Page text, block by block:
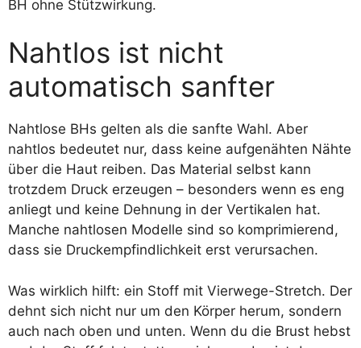
BH ohne Stützwirkung.
Nahtlos ist nicht
automatisch sanfter
Nahtlose BHs gelten als die sanfte Wahl. Aber
nahtlos bedeutet nur, dass keine aufgenähten Nähte
über die Haut reiben. Das Material selbst kann
trotzdem Druck erzeugen – besonders wenn es eng
anliegt und keine Dehnung in der Vertikalen hat.
Manche nahtlosen Modelle sind so komprimierend,
dass sie Druckempfindlichkeit erst verursachen.
Was wirklich hilft: ein Stoff mit Vierwege-Stretch. Der
dehnt sich nicht nur um den Körper herum, sondern
auch nach oben und unten. Wenn du die Brust hebst